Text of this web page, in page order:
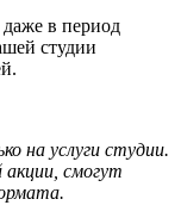
в период
студии
на услуги студии.
акции, смогут